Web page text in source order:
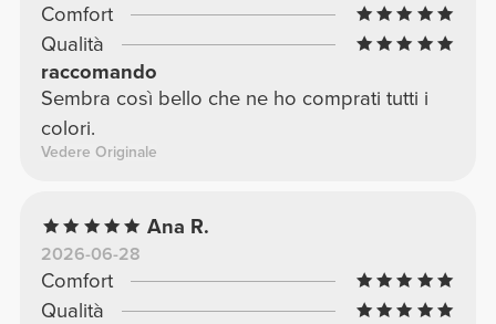
Comfort
Qualità
raccomando
Sembra così bello che ne ho comprati tutti i
colori.
Vedere Originale
Ana R.
2026-06-28
Comfort
Qualità